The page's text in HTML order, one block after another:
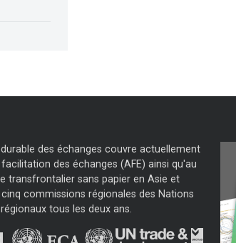
des échanges couvre actuellement
des échanges (AFE) ainsi qu'au
transfrontalier sans papier en Asie et
commissions régionales des Nations
tous les deux ans.